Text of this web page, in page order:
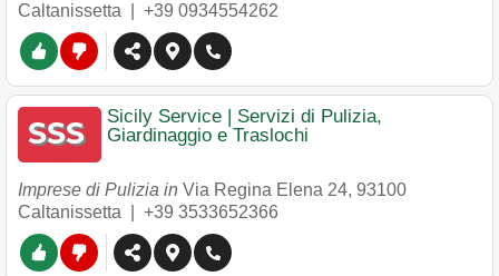
Caltanissetta
+39 0934554262
Sicily Service | Servizi di Pulizia,
Giardinaggio e Traslochi
Imprese di Pulizia in Via Regina Elena 24, 93100
Caltanissetta
+39 3533652366